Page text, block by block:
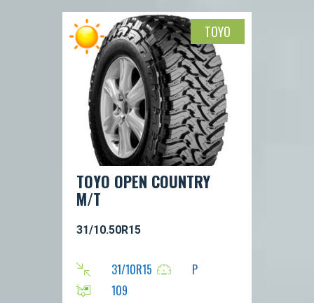
TOYO OPEN COUNTRY
M/T
31/10.50R15
31/10R15
P
109
TOYO